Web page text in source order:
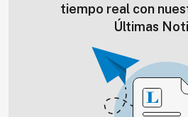
tiempo real con
Últimas